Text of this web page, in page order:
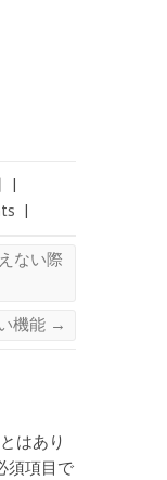
|
|
ない際
機能 →
はあり
須項目で